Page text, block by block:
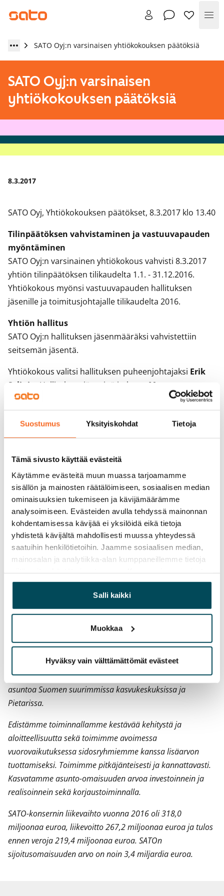
Suostumus Yksityiskohdat Tietoja
Tämä sivusto käyttää evästeitä
Käytämme evästeitä muun muassa tarjoamamme
sisällön ja mainosten räätälöimiseen, sosiaalisen median
ominaisuuksien tukemiseen ja kävijämäärämme
analysoimiseen. Evästeiden avulla tehdyssä mainonnan
kohdentamisessa kävijää ei yksilöidä eikä tietoja
yhdistetä kävijältä mahdollisesti muussa yhteydessä
saatuihin henkilötietoihin. Jaamme sosiaalisen median,
mainosalan ja analytiikka-alan kumppaneillemme tietoja
yhdistää näitä tietoja muihin tietoihin, joita olet antanut
heille tai joita on kerätty, kun olet käyttänyt heidän
palvelujaan.
Salli kaikki
Muokkaa
Hyväksy vain välttämättömät evästeet
SATO Oyj:n varsinaisen yhtiökokouksen päätöksiä
SATO Oyj:n varsinaisen
yhtiökokouksen päätöksiä
8.3.2017
SATO Oyj, Yhtiökokouksen päätökset, 8.3.2017 klo 13.40
Tilinpäätöksen vahvistaminen ja vastuuvapauden
myöntäminen
SATO Oyj:n varsinainen yhtiökokous vahvisti 8.3.2017
yhtiön tilinpäätöksen tilikaudelta 1.1. - 31.12.2016.
Yhtiökokous myönsi vastuuvapauden hallituksen
jäsenille ja toimitusjohtajalle tilikaudelta 2016.
Yhtiön hallitus
SATO Oyj:n hallituksen jäsenmääräksi vahvistettiin
seitsemän jäsentä.
Yhtiökokous valitsi hallituksen puheenjohtajaksi Erik
Selinin
. Hallituksen jäseninä jatkavat Marcus
Hansson
Tarja
PääkkönenjaTimo Stenius. Uudeksi jäseneksi
valittiinHans Spikker.
Tilintarkastajana jatkaa KHT-yhteisö KPMG Oy Ab.
Osingonjako
Yhtiökokous päätti, että SATO Oyj ei jaa osinkoa
vuodelta 2016.
Lisätietoja:
Toimitusjohtaja Saku Sipola, p. 0201 34 4001 ja 040 551
5953
Talousjohtaja Markku Honkasalo, p. 0201 34 4226 ja
www.sato.fi
SATO Oyj on yksi Suomen johtavista vuokranantajista.
SATOn tavoitteena on tarjota kattavat vuokra-asumisen
vaihtoehdot ja erinomainen asiakaskokemus. SATOn
omistuksessa vuoden 2016 lopussa yhteensä noin 25 300
asuntoa Suomen suurimmissa kasvukeskuksissa ja
Pietarissa.
Edistämme toiminnallamme kestävää kehitystä ja
aloitteellisuutta sekä toimimme avoimessa
vuorovaikutuksessa sidosryhmiemme kanssa lisäarvon
tuottamiseksi. Toimimme pitkäjänteisesti ja kannattavasti.
Kasvatamme asunto-omaisuuden arvoa investoinnein ja
realisoinnein sekä korjaustoiminnalla.
SATO-konsernin liikevaihto vuonna 2016 oli 318,0
miljoonaa euroa, liikevoitto 267,2 miljoonaa euroa ja tulos
ennen veroja 219,4 miljoonaa euroa. SATOn
sijoitusomaisuuden arvo on noin 3,4 miljardia euroa.